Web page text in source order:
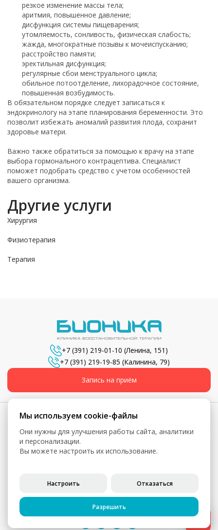
резкое изменение массы тела;
аритмия, повышенное давление;
дисфункция системы пищеварения;
утомляемость, сонливость, физическая слабость;
жажда, многократные позывы к мочеиспусканию;
расстройство памяти;
эректильная дисфункция;
регулярные сбои менструального цикла;
обильное потоотделение, лихорадочное состояние,
повышенная возбудимость.
В обязательном порядке следует записаться к
эндокринологу на этапе планирования беременности. Это
позволит избежать аномалий развития плода, сохранит
здоровье матери.
Важно также обратиться за помощью к врачу на этапе
выбора гормонального контрацептива. Специалист
поможет подобрать средство с учетом особенностей
вашего организма.
Другие услуги
Хирургия
Физиотерапия
Терапия
+7 (391) 219-01-10 (Ленина, 151)
+7 (391) 219-19-85 (Калинина, 79)
Запись на приём
© 2026, Бионика - Сеть медицинских центров
Вся информация, включая цены, представлена для
Политика конфиденциальности
Согласие на обработку персональных данных
Мы используем cookie-файлы
Они нужны для улучшения работы сайта, аналитики
и персонализации.
Вы можете настроить их использование.
Настроить Отказаться
Разрешить